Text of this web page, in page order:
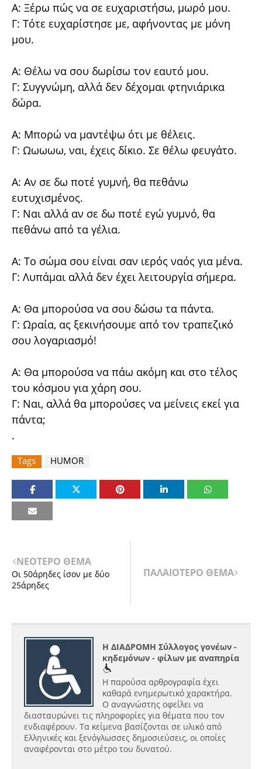
Α: Ξέρω πώς να σε ευχαριστήσω, μωρό μου.
Γ: Τότε ευχαρίστησε με, αφήνοντας με μόνη
μου.
Α: Θέλω να σου δωρίσω τον εαυτό μου.
Γ: Συγγνώμη, αλλά δεν δέχομαι φτηνιάρικα
δώρα.
Α: Μπορώ να μαντέψω ότι με θέλεις.
Γ: Ωωωωω, ναι, έχεις δίκιο. Σε θέλω φευγάτο.
Α: Αν σε δω ποτέ γυμνή, θα πεθάνω
ευτυχισμένος.
Γ: Ναι αλλά αν σε δω ποτέ εγώ γυμνό, θα
πεθάνω από τα γέλια.
Α: Το σώμα σου είναι σαν ιερός ναός για μένα.
Γ: Λυπάμαι αλλά δεν έχει λειτουργία σήμερα.
Α: Θα μπορούσα να σου δώσω τα πάντα.
Γ: Ωραία, ας ξεκινήσoυμε από τον τραπεζικό
σου λογαριασμό!
Α: Θα μπορούσα να πάω ακόμη και στο τέλος
του κόσμου για χάρη σου.
Γ: Ναι, αλλά θα μπορούσες να μείνεις εκεί για
πάντα;
.
Tags HUMOR
ΝΕΟΤΕΡΟ ΘΕΜΑ
Οι 50άρηδες ίσον με δύο
25άρηδες
ΠΑΛΑΙΟΤΕΡΟ ΘΕΜΑ
Η ΔΙΑΔΡΟΜΗ Σύλλογος γονέων -
κηδεμόνων - φίλων με αναπηρία
Η παρούσα αρθρογραφία έχει
καθαρά ενημερωτικό χαρακτήρα.
Ο αναγνώστης οφείλει να
διασταυρώνει τις πληροφορίες για θέματα που τον
ενδιαφέρουν. Τα κείμενα βασίζονται σε υλικό από
Ελληνικές και ξενόγλωσσες δημοσιεύσεις, οι οποίες
αναφέρονται στο μέτρο του δυνατού.